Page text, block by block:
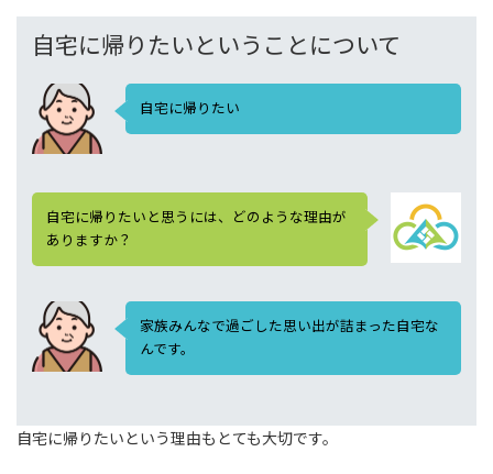
自宅に帰りたいということについて
自宅に帰りたい
自宅に帰りたいと思うには、どのような理由が
ありますか？
家族みんなで過ごした思い出が詰まった自宅な
んです。
自宅に帰りたいという理由もとても大切です。